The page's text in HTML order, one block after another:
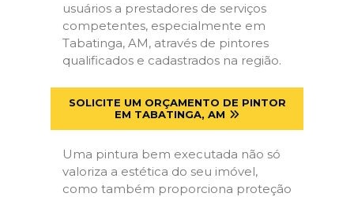
usuários a prestadores de serviços
competentes, especialmente em
Tabatinga, AM, através de pintores
qualificados e cadastrados na região.
SOLICITE UM ORÇAMENTO DE PINTOR
EM TABATINGA, AM
Uma pintura bem executada não só
valoriza a estética do seu imóvel,
como também proporciona proteção